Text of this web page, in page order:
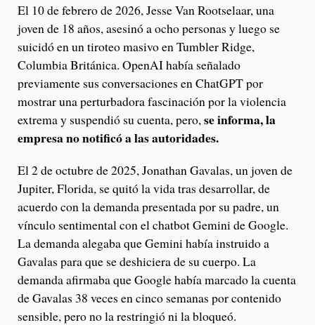
El 10 de febrero de 2026, Jesse Van Rootselaar, una
joven de 18 años, asesinó a ocho personas y luego se
suicidó en un tiroteo masivo en Tumbler Ridge,
Columbia Británica. OpenAI había señalado
previamente sus conversaciones en ChatGPT por
mostrar una perturbadora fascinación por la violencia
extrema y suspendió su cuenta, pero, se informa, la
empresa no notificó a las autoridades.
El 2 de octubre de 2025, Jonathan Gavalas, un joven de
Jupiter, Florida, se quitó la vida tras desarrollar, de
acuerdo con la demanda presentada por su padre, un
vínculo sentimental con el chatbot Gemini de Google.
La demanda alegaba que Gemini había instruido a
Gavalas para que se deshiciera de su cuerpo. La
demanda afirmaba que Google había marcado la cuenta
de Gavalas 38 veces en cinco semanas por contenido
sensible, pero no la restringió ni la bloqueó.